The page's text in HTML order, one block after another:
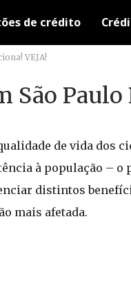
de crédito
VEJA!
São
de vida dos
à população – o
distintos
mais afetada.